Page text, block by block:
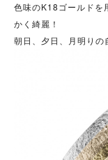
色味のK18ゴールドを
かく綺麗！
朝日、夕日、月明りの